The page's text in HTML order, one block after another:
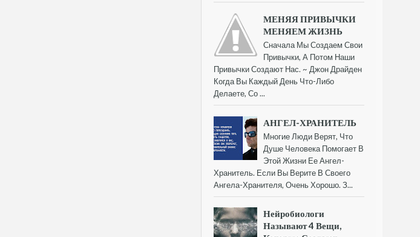
МЕНЯЯ ПРИВЫЧКИ
МЕНЯЕМ ЖИЗНЬ
Сначала Мы Создаем Свои
Привычки, А Потом Наши
Привычки Создают Нас. ~ Джон Драйден
Когда Вы Каждый День Что-Либо
Делаете, Со ...
АНГЕЛ-ХРАНИТЕЛЬ
Многие Люди Верят, Что
Душе Человека Помогает В
Этой Жизни Ее Ангел-
Хранитель. Если Вы Верите В Своего
Ангела-Хранителя, Очень Хорошо. З...
Нейробиологи
Называют 4 Вещи,